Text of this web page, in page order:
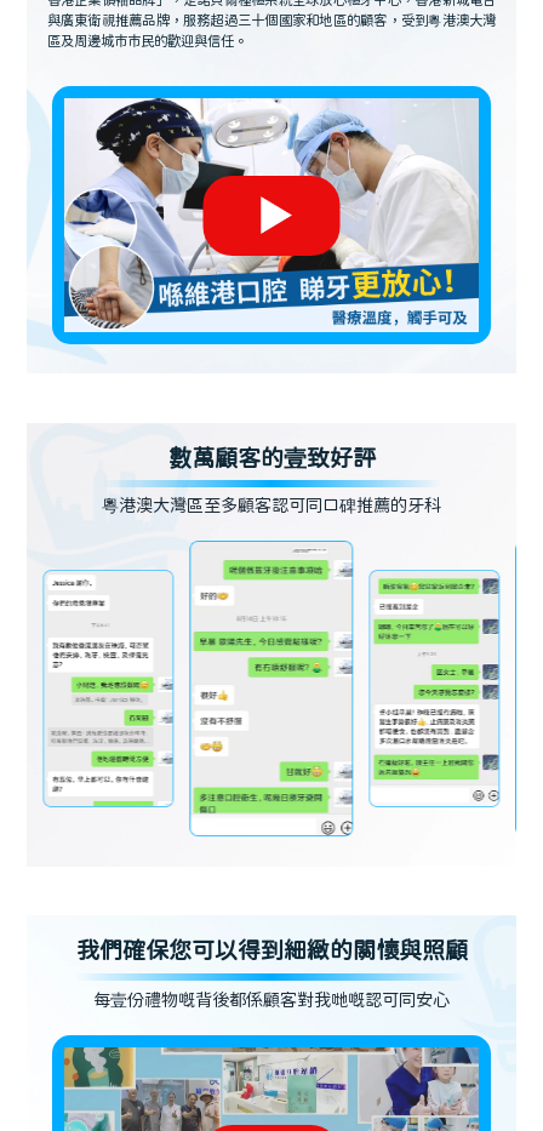
與廣東衛視推薦品牌，服務超過三十個國家和地區的顧客，受到粵港澳大灣
區及周邊城市市民的歡迎與信任。
數萬顧客的壹致好評
粵港澳大灣區至多顧客認可同口碑推薦的牙科
我們確保您可以得到細緻的關懷與照顧
每壹份禮物嘅背後都係顧客對我哋嘅認可同安心